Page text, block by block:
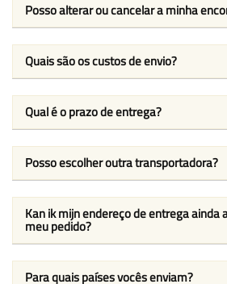
Posso alterar ou cancelar a minha
Quais são os custos de envio?
Qual é o prazo de entrega?
Posso escolher outra transportadora?
Kan ik mijn endereço de entrega ainda
meu pedido?
Para quais países vocês enviam?